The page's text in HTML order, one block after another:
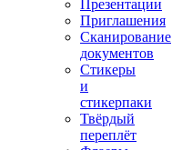
Презентации
Приглашения
Сканирование
документов
Стикеры
и
стикерпаки
Твёрдый
переплёт